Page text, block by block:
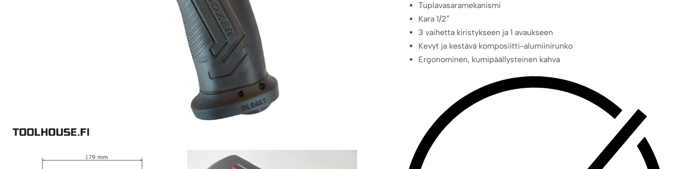
Tuplavasaramekanismi
Kara 1/2″
3 vaihetta kiristykseen ja 1 avaukseen
Kevyt ja kestävä komposiitti-alumiinirunko
Ergonominen, kumipäällysteinen kahva